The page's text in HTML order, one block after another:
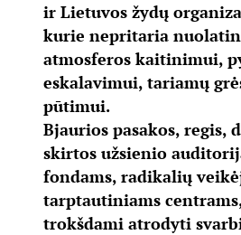
ir Lietuvos žydų
kurie nepritaria
atmosferos kaitinimui,
eskalavimui, tariamų
pūtimui.
Bjaurios pasakos, regis,
skirtos užsienio
fondams, radikalių
tarptautiniams
trokšdami atrodyti